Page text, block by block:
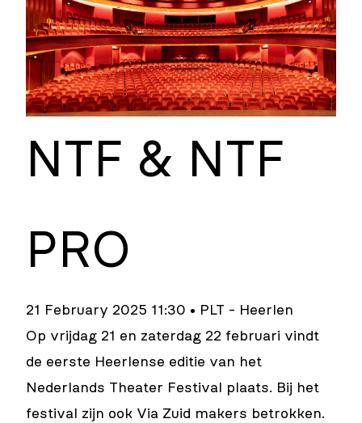
NTF & NTF
PRO
21 February 2025 11:30 • PLT - Heerlen
Op vrijdag 21 en zaterdag 22 februari vindt
de eerste Heerlense editie van het
Nederlands Theater Festival plaats. Bij het
festival zijn ook Via Zuid makers betrokken.